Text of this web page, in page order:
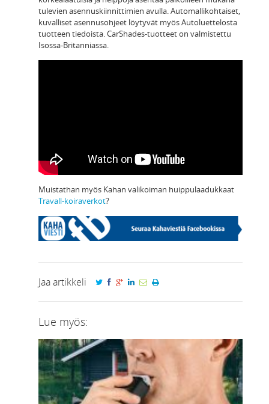
tulevien asennuskiinnittimien avulla. Automallikohtaiset,
kuvalliset asennusohjeet löytyvät myös Autoluettelosta
tuotteen tiedoista. CarShades-tuotteet on valmistettu
Isossa-Britanniassa.
Muistathan myös Kahan valikoiman huippulaadukkaat
Travall-koiraverkot?
Jaa artikkeli
Lue myös: